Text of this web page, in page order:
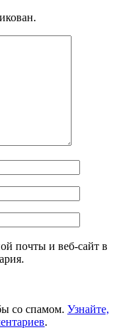
почты и веб-сайт в
со спамом. Узнайте,
.